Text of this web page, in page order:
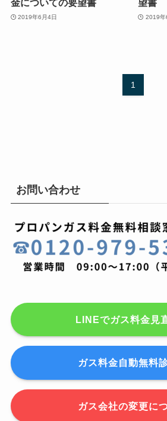
金についての要望書
2019年6月4日
望書
2019年
1
お問い合わせ
LINEでガス料金見
ガス料金自動無料
ガス会社の変更に